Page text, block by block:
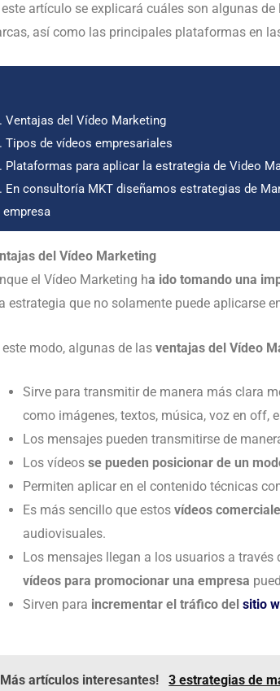
este artículo se explicará cuáles son algunas
así como las principales plataformas en
Ventajas del Vídeo Marketing
Tipos de vídeos empresariales
Plataformas para aplicar la estrategia de Video
En consultoría MKT diseñamos estrategias de
empresa
del Vídeo Marketing
el Vídeo Marketing ha ido tomando una
estrategia que no solamente puede aplicarse
este modo, algunas de lasventajas del Vídeo
Sirve para transmitir de manera más clara
como imágenes, textos, música, voz en off,
Los mensajes pueden transmitirse de
Los vídeosse pueden posicionar de un
Permiten aplicar en el contenido técnicas
Es más sencillo que estosvídeos
audiovisuales.
Los mensajes llegan a los usuarios a
vídeos para promocionar una empresa
Sirven para incrementar el tráfico delsitio
Más artículos interesantes! 3 estrategias de